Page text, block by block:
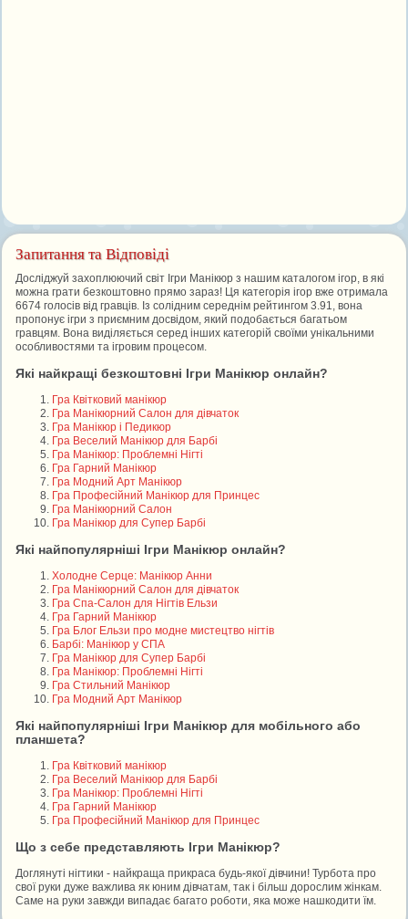
Запитання та Відповіді
Досліджуй захоплюючий світ Ігри Манікюр з нашим каталогом ігор, в які
можна грати безкоштовно прямо зараз! Ця категорія ігор вже отримала
6674 голосів від гравців. Із солідним середнім рейтингом 3.91, вона
пропонує ігри з приємним досвідом, який подобається багатьом
гравцям. Вона виділяється серед інших категорій своїми унікальними
особливостями та ігровим процесом.
Які найкращі безкоштовні Ігри Манікюр онлайн?
Гра Квітковий манікюр
Гра Манікюрний Салон для дівчаток
Гра Манікюр і Педикюр
Гра Веселий Манікюр для Барбі
Гра Манікюр: Проблемні Нігті
Гра Гарний Манікюр
Гра Модний Арт Манікюр
Гра Професійний Манікюр для Принцес
Гра Манікюрний Салон
Гра Манікюр для Супер Барбі
Які найпопулярніші Ігри Манікюр онлайн?
Холодне Серце: Манікюр Анни
Гра Манікюрний Салон для дівчаток
Гра Спа-Салон для Нігтів Ельзи
Гра Гарний Манікюр
Гра Блог Ельзи про модне мистецтво нігтів
Барбі: Манікюр у СПА
Гра Манікюр для Супер Барбі
Гра Манікюр: Проблемні Нігті
Гра Стильний Манікюр
Гра Модний Арт Манікюр
Які найпопулярніші Ігри Манікюр для мобільного або
планшета?
Гра Квітковий манікюр
Гра Веселий Манікюр для Барбі
Гра Манікюр: Проблемні Нігті
Гра Гарний Манікюр
Гра Професійний Манікюр для Принцес
Що з себе представляють Ігри Манікюр?
Доглянуті нігтики - найкраща прикраса будь-якої дівчини! Турбота про
свої руки дуже важлива як юним дівчатам, так і більш дорослим жінкам.
Саме на руки завжди випадає багато роботи, яка може нашкодити їм.